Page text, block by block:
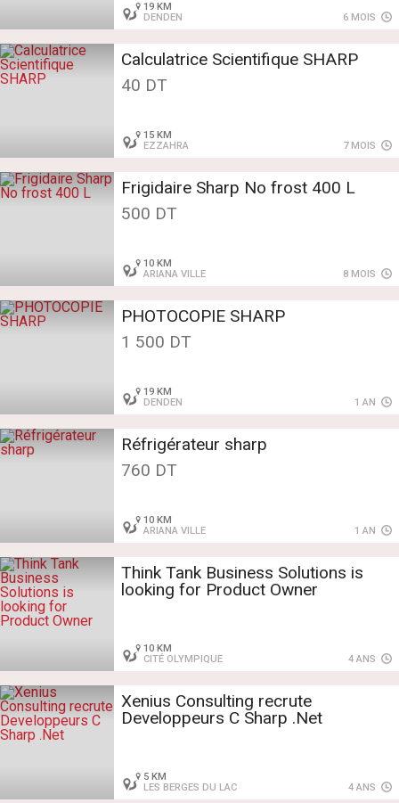
19 KM
DENDEN
6 MOIS
Calculatrice Scientifique SHARP
40 DT
15 KM
EZZAHRA
7 MOIS
Frigidaire Sharp No frost 400 L
500 DT
10 KM
ARIANA VILLE
8 MOIS
PHOTOCOPIE SHARP
1 500 DT
19 KM
DENDEN
1 AN
Réfrigérateur sharp
760 DT
10 KM
ARIANA VILLE
1 AN
Think Tank Business Solutions is
looking for Product Owner
10 KM
CITÉ OLYMPIQUE
4 ANS
Xenius Consulting recrute
Developpeurs C Sharp .Net
5 KM
LES BERGES DU LAC
4 ANS